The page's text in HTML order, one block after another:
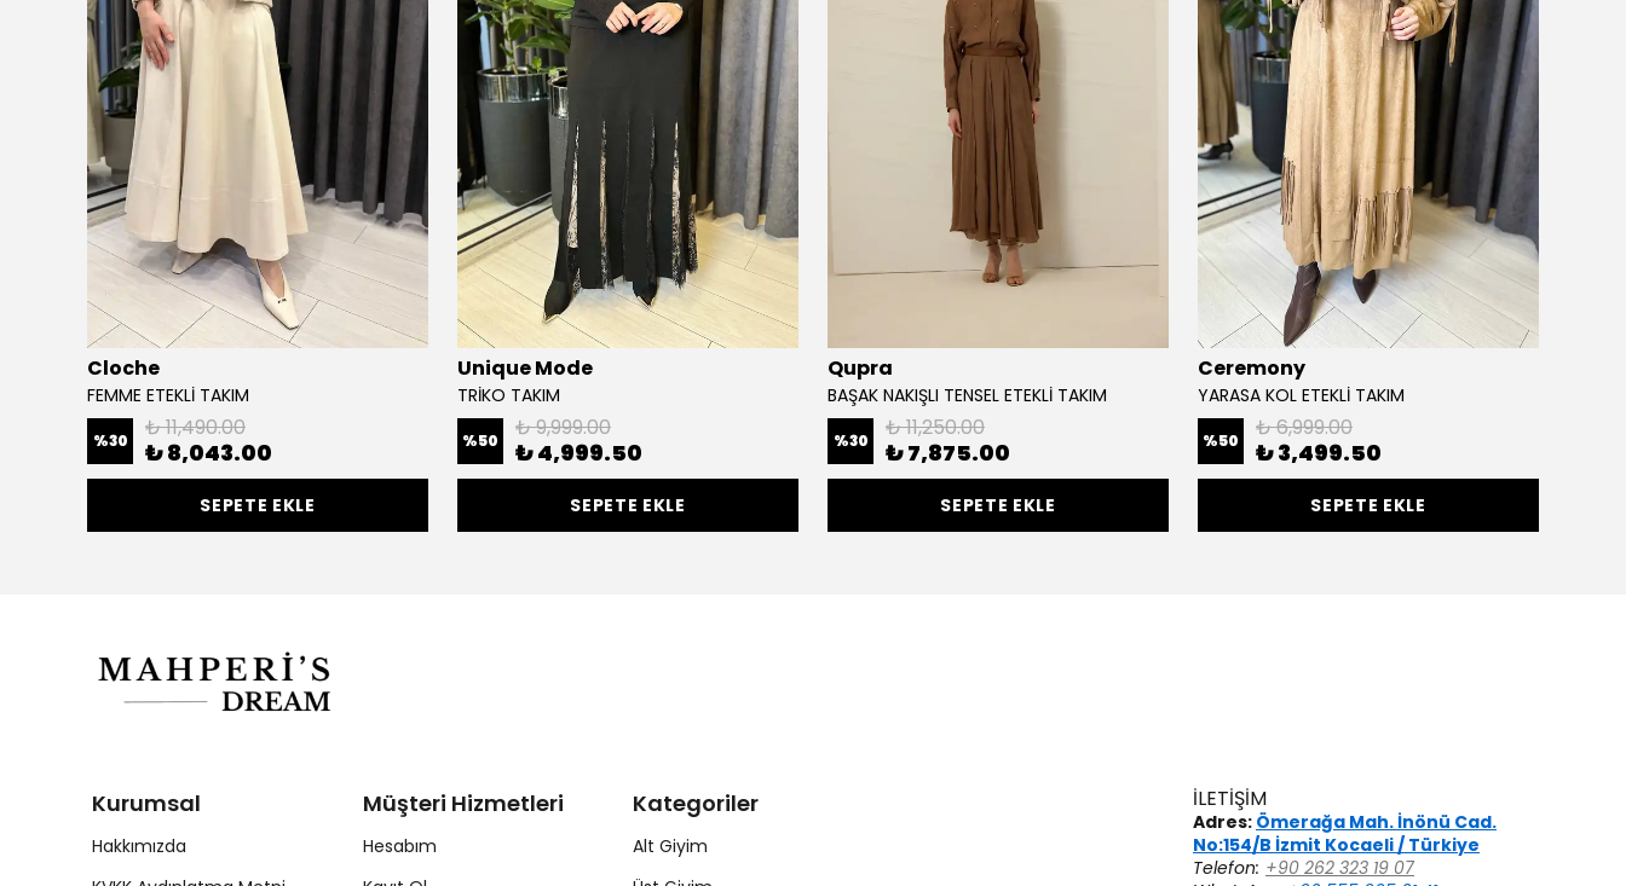
Cloche
FEMME ETEKLİ TAKIM
%30 ₺ 11,490.00
₺ 8,043.00
SEPETE EKLE
Unique Mode
TRİKO TAKIM
%50 ₺ 9,999.00
₺ 4,999.50
SEPETE EKLE
Qupra
BAŞAK NAKIŞLI TENSEL ETEKLİ TAKIM
%30 ₺ 11,250.00
₺ 7,875.00
SEPETE EKLE
Ceremony
YARASA KOL ETEKLİ TAKIM
%50 ₺ 6,999.00
₺ 3,499.50
SEPETE EKLE
Kurumsal
Hakkımızda
Müşteri Hizmetleri
Hesabım
Kategoriler
Alt Giyim
İLETİŞİM
Adres: Ömerağa Mah. İnönü Cad.
No:154/B İzmit Kocaeli / Türkiye
Telefon: +90 262 323 19 07